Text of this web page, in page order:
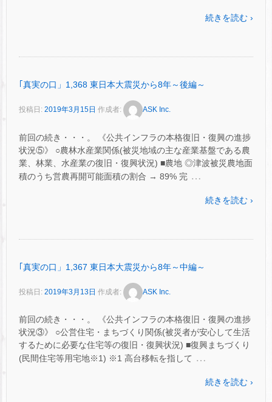
続きを読む ›
｢真実の口」1,368 東日本大震災から8年～後編～
投稿日: 2019年3月15日 作成者: ASK Inc.
前回の続き・・・。 《公共インフラの本格復旧・復興の進捗
状況⑤》 ○農林水産業関係(被災地域の主な産業基盤である農
業、林業、水産業の復旧・復興状況) ■農地 ◎津波被災農地面
積のうち営農再開可能面積の割合 → 89% 完 …
続きを読む ›
｢真実の口」1,367 東日本大震災から8年～中編～
投稿日: 2019年3月13日 作成者: ASK Inc.
前回の続き・・・。 《公共インフラの本格復旧・復興の進捗
状況③》 ○公営住宅・まちづくり関係(被災者が安心して生活
するために必要な住宅等の復旧・復興状況) ■復興まちづくり
(民間住宅等用宅地※1) ※1 高台移転を指して …
続きを読む ›